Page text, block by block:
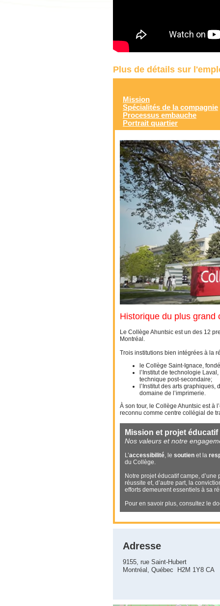
Plus de détails sur
Mission
Spécialités de la compagnie
Processus embauche
Portrait quartier
Historique du plus grand
Le Collège Ahuntsic est un des 12
Montréal.
Trois institutions bien intégrées à la
le Collège Saint-Ignace,
l’Institut de technologie
technique post-secondaire;
l’Institut des arts
domaine de l’imprimerie.
À son tour, le Collège Ahuntsic est à
reconnu comme centre collégial de
Mission et projet éducatif
Nos valeurs et notre
L’accessibilité, le soutien et la
du Collège.
Notre projet éducatif campe,
réussite et, d’autre part, la
efforts demeurent essentiels à sa
Pour en savoir plus, consultez le
Adresse
9155, rue Saint-Hubert
Montréal, Québec H2M 1Y8 CA